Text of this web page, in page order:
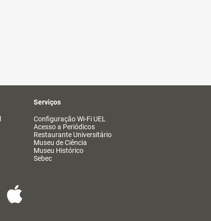
Serviços
Configuração Wi-Fi UEL
Acesso a Periódicos
Restaurante Universitário
Museu de Ciência
Museu Histórico
Sebec